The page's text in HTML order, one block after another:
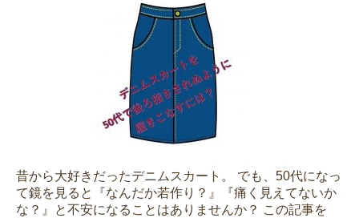
昔から大好きだったデニムスカート。 でも、50代になっ
て鏡を見ると『なんだか若作り？』『痛く見えてないか
な？』と不安になることはありませんか？ この記事を